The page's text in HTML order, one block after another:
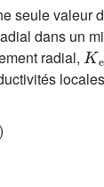
seule valeur
dans un
radial,
K